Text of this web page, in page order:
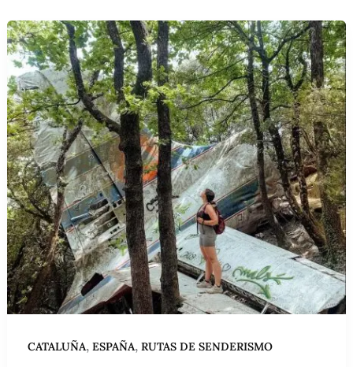
al
contenido
CATALUÑA, ESPAÑA, RUTAS DE SENDERISMO